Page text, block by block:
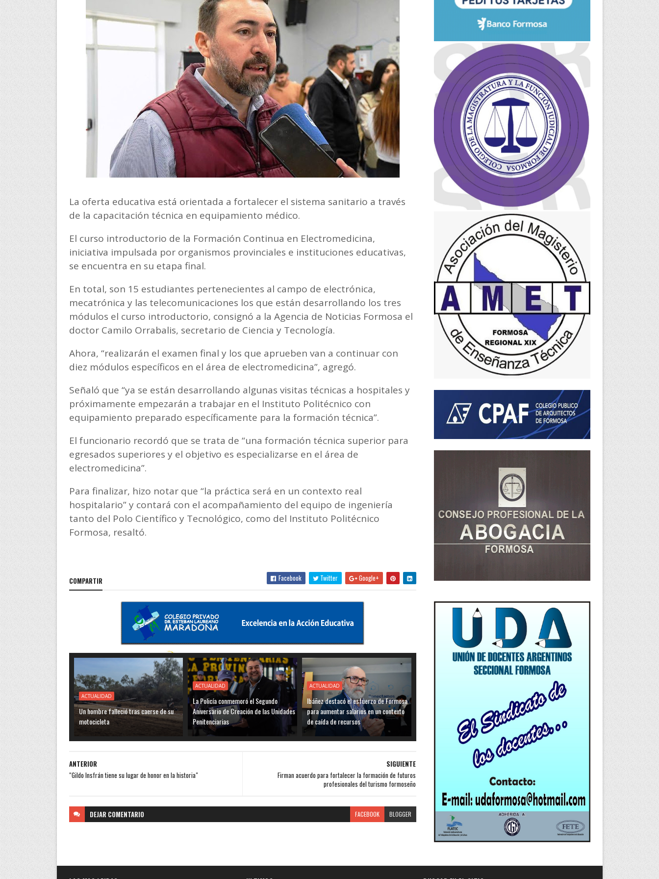
La oferta educativa está orientada a fortalecer el sistema sanitario a través
de la capacitación técnica en equipamiento médico.
El curso introductorio de la Formación Continua en Electromedicina,
iniciativa impulsada por organismos provinciales e instituciones educativas,
se encuentra en su etapa final.
En total, son 15 estudiantes pertenecientes al campo de electrónica,
mecatrónica y las telecomunicaciones los que están desarrollando los tres
módulos el curso introductorio, consignó a la Agencia de Noticias Formosa el
doctor Camilo Orrabalis, secretario de Ciencia y Tecnología.
Ahora, “realizarán el examen final y los que aprueben van a continuar con
diez módulos específicos en el área de electromedicina”, agregó.
Señaló que “ya se están desarrollando algunas visitas técnicas a hospitales y
próximamente empezarán a trabajar en el Instituto Politécnico con
equipamiento preparado específicamente para la formación técnica”.
El funcionario recordó que se trata de “una formación técnica superior para
egresados superiores y el objetivo es especializarse en el área de
electromedicina”.
Para finalizar, hizo notar que “la práctica será en un contexto real
hospitalario” y contará con el acompañamiento del equipo de ingeniería
tanto del Polo Científico y Tecnológico, como del Instituto Politécnico
Formosa, resaltó.
COMPARTIR Facebook Twitter Google+
ACTUALIDAD
Un hombre falleció tras caerse de su
motocicleta
ACTUALIDAD
La Policía conmemoró el Segundo
Aniversario de Creación de las Unidades
Penitenciarias
ACTUALIDAD
Ibáñez destacó el esfuerzo de Formosa
para aumentar salarios en un contexto
de caída de recursos
SIGUIENTE
Firman acuerdo para fortalecer la formación de futuros
profesionales del turismo formoseño
ANTERIOR
“Gildo Insfrán tiene su lugar de honor en la historia"
DEJAR COMENTARIO FACEBOOK BLOGGER